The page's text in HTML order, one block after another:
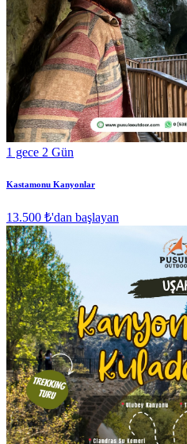
1 gece 2 Gün
Kastamonu Kanyonlar
13.500 ₺'dan başlayan